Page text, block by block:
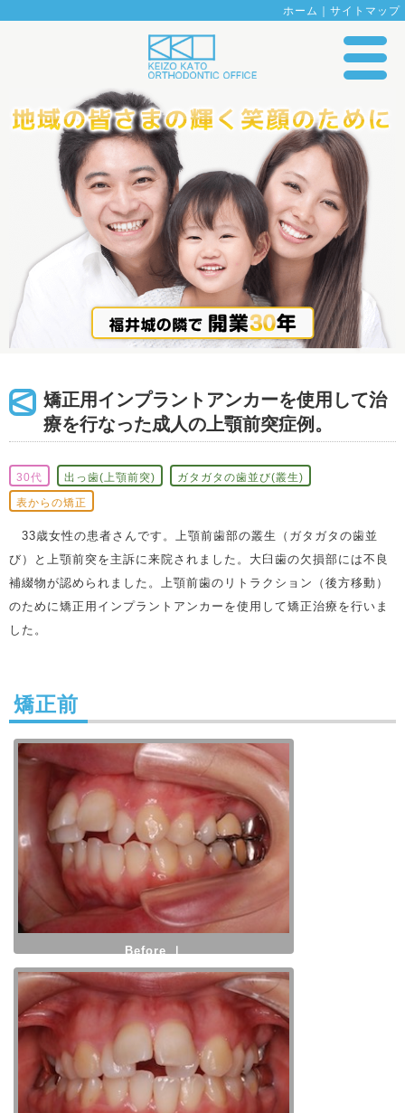
ホーム ｜ サイトマップ
矯正用インプラントアンカーを使用して治
療を行なった成人の上顎前突症例。
30代 出っ歯(上顎前突) ガタガタの歯並び(叢生)
表からの矯正
33歳女性の患者さんです。上顎前歯部の叢生（ガタガタの歯並
び）と上顎前突を主訴に来院されました。大臼歯の欠損部には不良
補綴物が認められました。上顎前歯のリトラクション（後方移動）
のために矯正用インプラントアンカーを使用して矯正治療を行いま
した。
矯正前
Before Ⅰ